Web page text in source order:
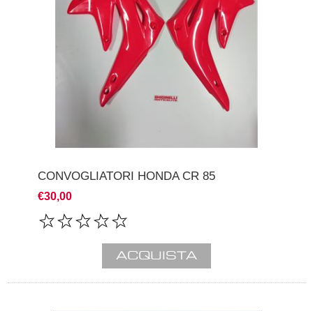
CONVOGLIATORI HONDA CR 85
€30,00